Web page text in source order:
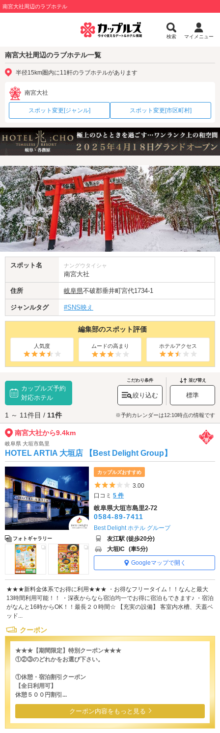
南宮大社周辺のラブホテル
検索 マイメニュー
南宮大社周辺のラブホテル一覧
半径15km圏内に11軒のラブホテルがあります
南宮大社
スポット変更[ジャンル] スポット変更[市区町村]
スポット名 ナングウタイシャ
南宮大社
住所 岐阜県不破郡垂井町宮代1734-1
ジャンルタグ #SNS映え
編集部のスポット評価
人気度 ムードの高まり ホテルアクセス
カップルズ予約
対応ホテル
こだわり条件
絞り込む
並び替え
標準
1 ～ 11件目 / 11件 ※予約カレンダーは12:10時点の情報です
南宮大社から9.4km
岐阜県 大垣市島里
HOTEL ARTIA 大垣店 【Best Delight Group】
フォトギャラリー
カップルズおすすめ
5つ星のうち3
3.00
口コミ5 件
岐阜県大垣市島里2-72
0584-89-7411
Best Delight ホテル グループ
友江駅 (徒歩20分)
大垣IC (車5分)
Googleマップで開く
★★★新料金体系でお得に利用★★★ ・お得なフリータイム！！なんと最大
13時間利用可能！！ ・深夜からなら宿泊均一でお得に宿泊もできます♪ ・宿泊
がなんと16時からOK！！最長２０時間☆ 【充実の設備】 客室内水槽、天蓋ベ
ッド...
クーポン
★★★【期間限定】特別クーポン★★★
①②③のどれかをお選び下さい。
①休憩・宿泊割引クーポン
【全日利用可】
休憩５００円割引...
クーポン内容をもっと見る